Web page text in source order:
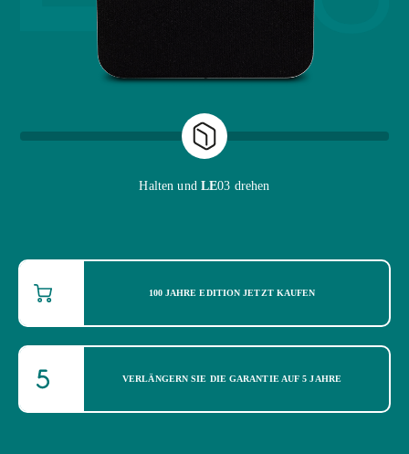
Halten und LE03 drehen
100 JAHRE EDITION JETZT KAUFEN
VERLÄNGERN SIE DIE GARANTIE AUF 5 JAHRE